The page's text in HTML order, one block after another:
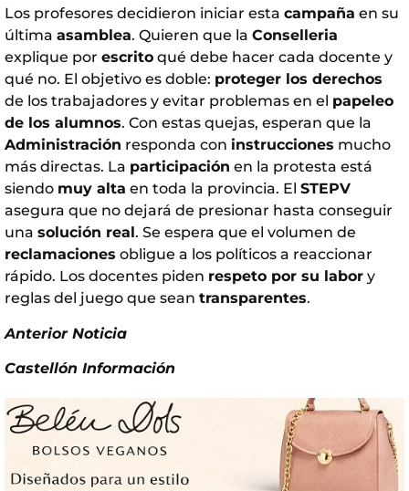
Los profesores decidieron iniciar esta campaña en su
última asamblea. Quieren que la Conselleria
explique por escrito qué debe hacer cada docente y
qué no. El objetivo es doble: proteger los derechos
de los trabajadores y evitar problemas en el papeleo
de los alumnos. Con estas quejas, esperan que la
Administración responda con instrucciones mucho
más directas. La participación en la protesta está
siendo muy alta en toda la provincia. El STEPV
asegura que no dejará de presionar hasta conseguir
una solución real. Se espera que el volumen de
reclamaciones obligue a los políticos a reaccionar
rápido. Los docentes piden respeto por su labor y
reglas del juego que sean transparentes.
Anterior Noticia
Castellón Información